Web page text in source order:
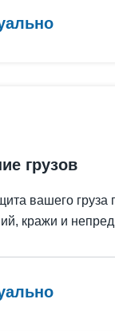
грузов
вашего груза
кражи и